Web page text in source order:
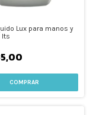
Lux para manos y
lts
COMPRAR